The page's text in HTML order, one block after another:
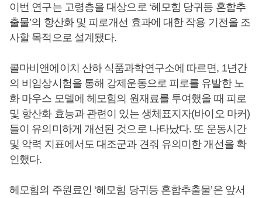
이번 연구는 고령층을 대상으로 ‘헤모힘 당귀등 혼합추
출물’의 항산화 및 피로개선 효과에 대한 작용 기전을 조
사할 목적으로 설계됐다.
콜마비앤에이치 산하 식품과학연구소에 따르면, 1년간
의 비임상시험을 통해 강제운동으로 피로를 유발한 노
화 마우스 모델에 헤모힘의 원재료를 투여했을 때 피로
및 항산화 효능과 관련이 있는 생체표지자(바이오 마커)
들이 유의미하게 개선된 것으로 나타났다. 또 운동시간
및 악력 지표에서도 대조군과 견줘 유의미한 개선을 확
인했다.
헤모힘의 주원료인 ‘헤모힘 당귀등 혼합추출물’은 앞서